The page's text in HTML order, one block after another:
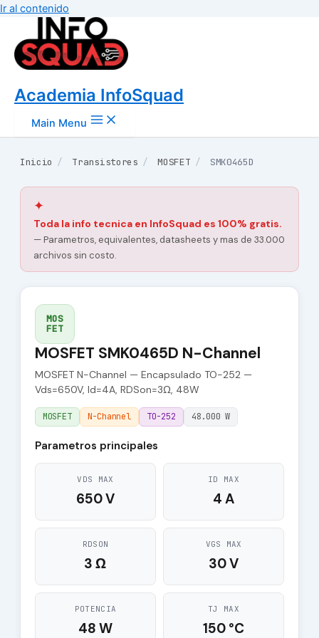
Ir al contenido
Academia InfoSquad
Main Menu
Inicio / Transistores / MOSFET / SMK0465D
✦
Toda la info tecnica en InfoSquad es 100% gratis.
— Parametros, equivalentes, datasheets y mas de 33.000
archivos sin costo.
MOS
FET
MOSFET SMK0465D N-Channel
MOSFET N-Channel — Encapsulado TO-252 —
Vds=650V, Id=4A, RDSon=3Ω, 48W
MOSFET N-Channel TO-252 48.000 W
Parametros principales
VDS MAX
650 V
ID MAX
4 A
RDSON
3 Ω
VGS MAX
30 V
POTENCIA
48 W
TJ MAX
150 °C